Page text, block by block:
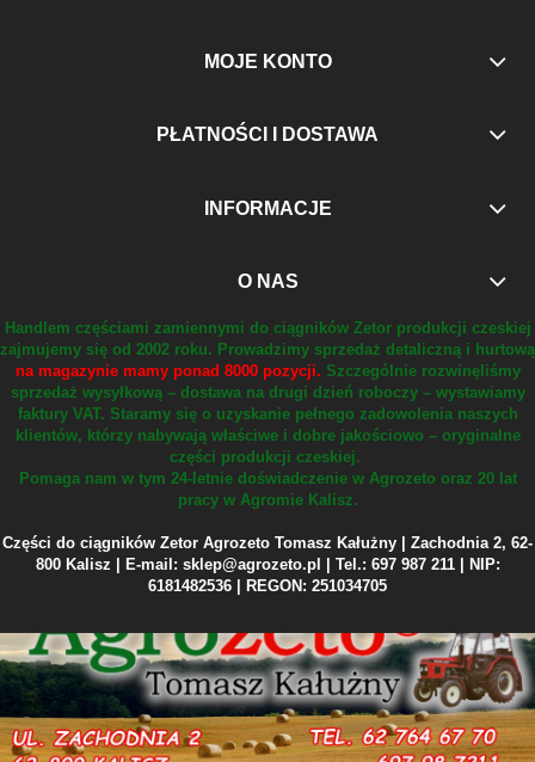
MOJE KONTO
PŁATNOŚCI I DOSTAWA
INFORMACJE
O NAS
Handlem częściami zamiennymi do ciągników Zetor produkcji czeskiej
zajmujemy się od 2002 roku. Prowadzimy sprzedaż detaliczną i hurtową
na magazynie mamy ponad 8000 pozycji. Szczególnie rozwinęliśmy
sprzedaż wysyłkową – dostawa na drugi dzień roboczy – wystawiamy
faktury VAT. Staramy się o uzyskanie pełnego zadowolenia naszych
klientów, którzy nabywają właściwe i dobre jakościowo – oryginalne
części produkcji czeskiej.
Pomaga nam w tym 24-letnie doświadczenie w Agrozeto oraz 20 lat
pracy w Agromie Kalisz.
Części do ciągników Zetor Agrozeto Tomasz Kałużny | Zachodnia 2, 62-
800 Kalisz | E-mail: sklep@agrozeto.pl | Tel.: 697 987 211 | NIP:
6181482536 | REGON: 251034705